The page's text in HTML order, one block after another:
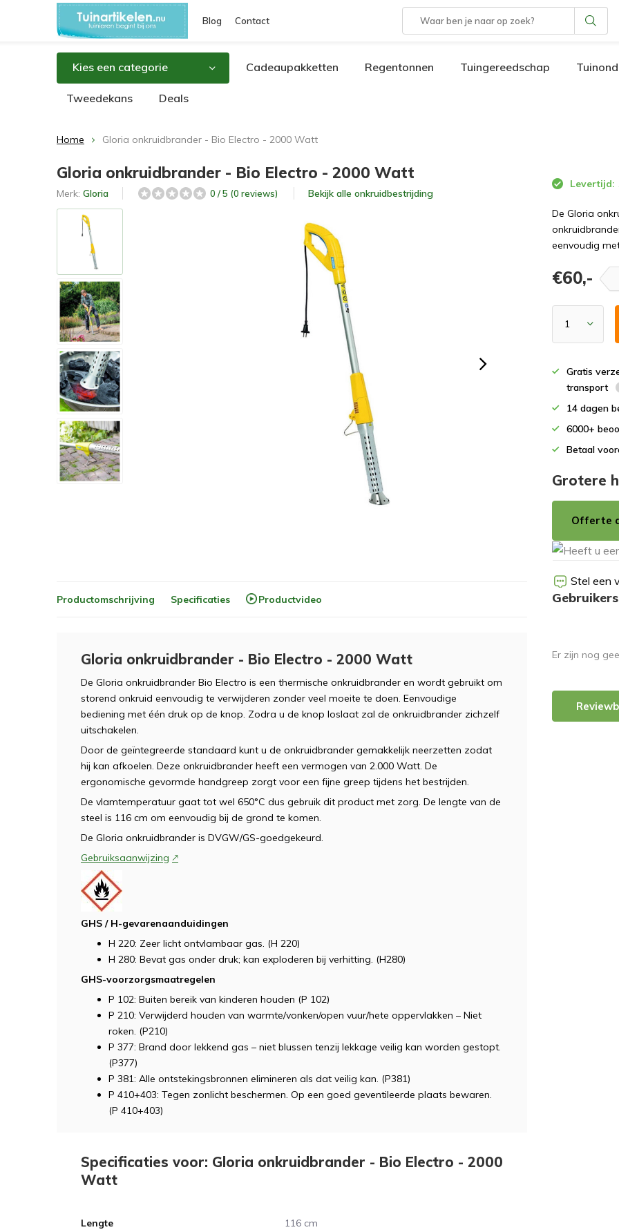
Blog Contact
Kies een categorie Cadeaupakketten Regentonnen Tuingereedschap
Tweedekans Deals
Home Gloria onkruidbrander - Bio Electro - 2000 Watt
Gloria onkruidbrander - Bio Electro - 2000 Watt
Merk: Gloria 0 / 5 (0 reviews) Bekijk alle onkruidbestrijding
Levertijd:
De Gloria
eenvoudig
€60,-
Gratis
transport
14 dagen
6000+
Betaal
Grotere
Offerte
Stel een
Productomschrijving Specificaties Productvideo
Gloria onkruidbrander - Bio Electro - 2000 Watt
De Gloria onkruidbrander Bio Electro is een thermische onkruidbrander en wordt gebruikt om
storend onkruid eenvoudig te verwijderen zonder veel moeite te doen. Eenvoudige
bediening met één druk op de knop. Zodra u de knop loslaat zal de onkruidbrander zichzelf
uitschakelen.
Door de geïntegreerde standaard kunt u de onkruidbrander gemakkelijk neerzetten zodat
hij kan afkoelen. Deze onkruidbrander heeft een vermogen van 2.000 Watt. De
ergonomische gevormde handgreep zorgt voor een fijne greep tijdens het bestrijden.
De vlamtemperatuur gaat tot wel 650°C dus gebruik dit product met zorg. De lengte van de
steel is 116 cm om eenvoudig bij de grond te komen.
De Gloria onkruidbrander is DVGW/GS-goedgekeurd.
Gebruiksaanwijzing
GHS / H-gevarenaanduidingen
H 220: Zeer licht ontvlambaar gas. (H 220)
H 280: Bevat gas onder druk; kan exploderen bij verhitting. (H280)
GHS-voorzorgsmaatregelen
P 102: Buiten bereik van kinderen houden (P 102)
P 210: Verwijderd houden van warmte/vonken/open vuur/hete oppervlakken – Niet
roken. (P210)
P 377: Brand door lekkend gas – niet blussen tenzij lekkage veilig kan worden gestopt.
(P377)
P 381: Alle ontstekingsbronnen elimineren als dat veilig kan. (P381)
P 410+403: Tegen zonlicht beschermen. Op een goed geventileerde plaats bewaren.
(P 410+403)
Specificaties voor: Gloria onkruidbrander - Bio Electro - 2000
Watt
Lengte 116 cm
Er zijn nog